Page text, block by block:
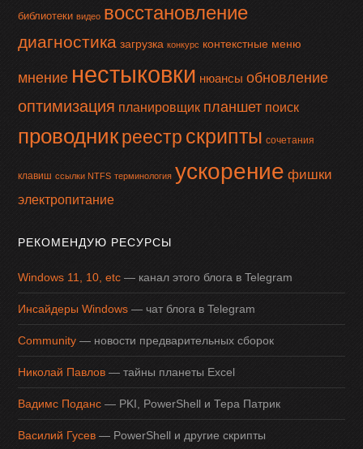
библиотеки видео восстановление
диагностика загрузка конкурс контекстные меню
мнение нестыковки нюансы обновление
оптимизация планировщик планшет поиск
проводникреестр скрипты сочетания
клавиш ссылки NTFS терминология ускорение фишки
электропитание
РЕКОМЕНДУЮ РЕСУРСЫ
Windows 11, 10, etc — канал этого блога в Telegram
Инсайдеры Windows — чат блога в Telegram
Community — новости предварительных сборок
Николай Павлов — тайны планеты Excel
Вадимс Поданс — PKI, PowerShell и Тера Патрик
Василий Гусев — PowerShell и другие скрипты